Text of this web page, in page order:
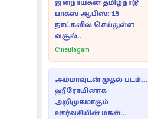
ஜனநாயகன் தமிழ்நாடு
பாக்ஸ் ஆபிஸ்: 15
நாட்களில் செய்துள்ள
வசூல்..
Cineulagam
அம்மாவுடன் முதல் படம்...
ஹீரோயினாக
அறிமுகமாகும்
ஊர்வசியின் மகள்